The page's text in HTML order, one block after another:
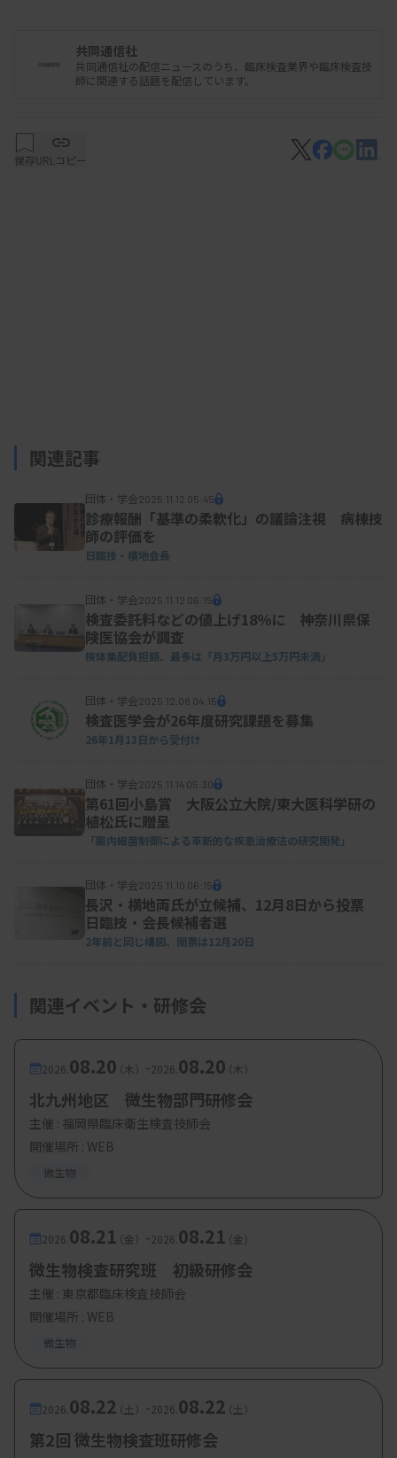
共同通信社
共同通信社の配信ニュースのうち、臨床検査業界や臨床検査技
師に関連する話題を配信しています。
保存URLコピー
関連記事
団体・学会2025.11.12 05:45
診療報酬「基準の柔軟化」の議論注視 病棟技
師の評価を
日臨技・横地会長
団体・学会2025.11.12 06:15
検査委託料などの値上げ18％に 神奈川県保
険医協会が調査
検体集配負担額、最多は「月3万円以上5万円未満」
団体・学会2025.12.08 04:15
検査医学会が26年度研究課題を募集
26年1月13日から受付け
団体・学会2025.11.14 05:30
第61回小島賞 大阪公立大院/東大医科学研の
植松氏に贈呈
「腸内細菌制御による革新的な疾患治療法の研究開発」
団体・学会2025.11.10 06:15
長沢・横地両氏が立候補、12月8日から投票
日臨技・会長候補者選
2年前と同じ構図、開票は12月20日
関連イベント・研修会
2026. 08.20（木） -2026. 08.20（木）
北九州地区 微生物部門研修会
主催 : 福岡県臨床衛生検査技師会
開催場所 : WEB
微生物
2026. 08.21（金） -2026. 08.21（金）
微生物検査研究班 初級研修会
主催 : 東京都臨床検査技師会
開催場所 : WEB
微生物
2026. 08.22（土） -2026. 08.22（土）
第2回 微生物検査班研修会